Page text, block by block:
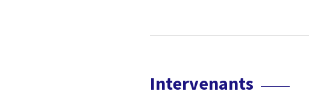
Intervenants